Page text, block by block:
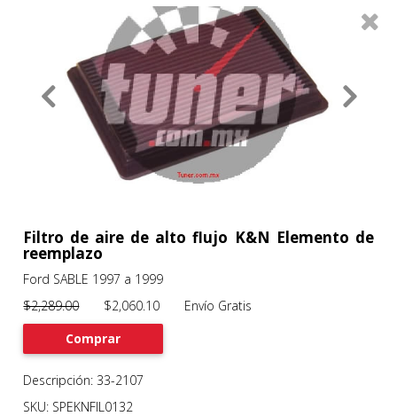
About
Services
Productos Filtros 0
Previous
Filtro de aire de alto flujo K&N Elemento de
reemplazo
Ford SABLE 1997 a 1999
$2,289.00$2,060.10 Envío Gratis
Comprar
Descripción: 33-2107
SKU: SPEKNFIL0132